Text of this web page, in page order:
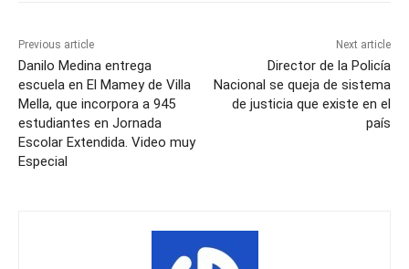
Previous article
Danilo Medina entrega
escuela en El Mamey de Villa
Mella, que incorpora a 945
estudiantes en Jornada
Escolar Extendida. Video muy
Especial
Next article
Director de la Policía
Nacional se queja de sistema
de justicia que existe en el
país